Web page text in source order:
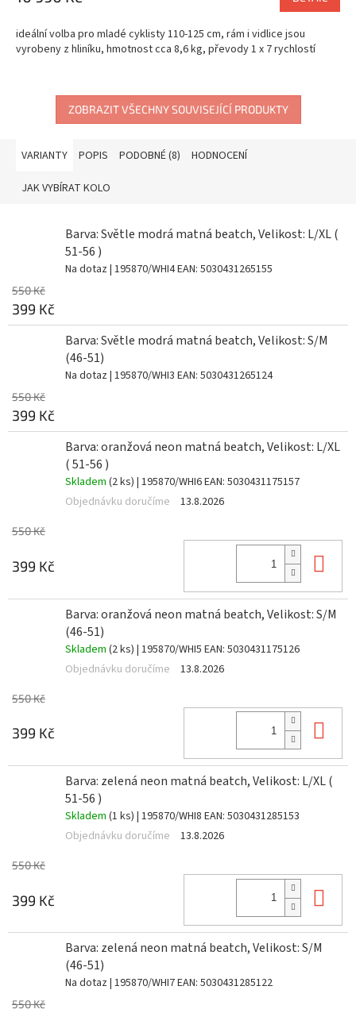
A
ideální volba pro mladé cyklisty 110-125 cm, rám i vidlice jsou
vyrobeny z hliníku, hmotnost cca 8,6 kg, převody 1 x 7 rychlostí
ZOBRAZIT VŠECHNY SOUVISEJÍCÍ PRODUKTY
VARIANTY POPIS PODOBNÉ (8) HODNOCENÍ
JAK VYBÍRAT KOLO
Barva: Světle modrá matná beatch, Velikost: L/XL (
51-56 )
Na dotaz| 195870/WHI4EAN: 5030431265155
550 Kč
399 Kč
Barva: Světle modrá matná beatch, Velikost: S/M
(46-51)
Na dotaz| 195870/WHI3 EAN: 5030431265124
550 Kč
399 Kč
Barva: oranžová neon matná beatch, Velikost: L/XL
( 51-56 )
Skladem (2 ks) | 195870/WHI6EAN: 5030431175157
Objednávku doručíme
13.8.2026
550 Kč
399 Kč
Barva: oranžová neon matná beatch, Velikost: S/M
(46-51)
Skladem (2 ks) | 195870/WHI5 EAN: 5030431175126
Objednávku doručíme
13.8.2026
550 Kč
399 Kč
Barva: zelená neon matná beatch, Velikost: L/XL (
51-56 )
Skladem (1 ks) | 195870/WHI8 EAN: 5030431285153
Objednávku doručíme
13.8.2026
550 Kč
399 Kč
Barva: zelená neon matná beatch, Velikost: S/M
(46-51)
Na dotaz| 195870/WHI7EAN: 5030431285122
550 Kč